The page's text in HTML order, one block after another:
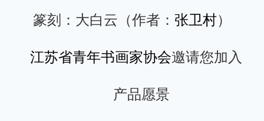
篆刻：大白云（作者： 张卫村）
江苏省青年书画家协会邀请您加入
产品愿景